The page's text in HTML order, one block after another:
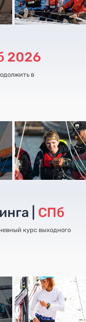
2026
в
| СПб
курс выходного